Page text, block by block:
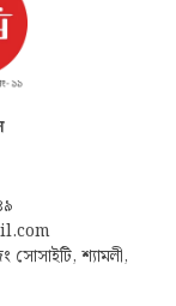
সোসাইটি, শ্যামলী,